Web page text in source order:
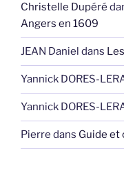
Christelle Dupéré
Angers en 1609
JEAN Daniel dans
Yannick DORES-
Yannick DORES-
Pierre dans Guide et